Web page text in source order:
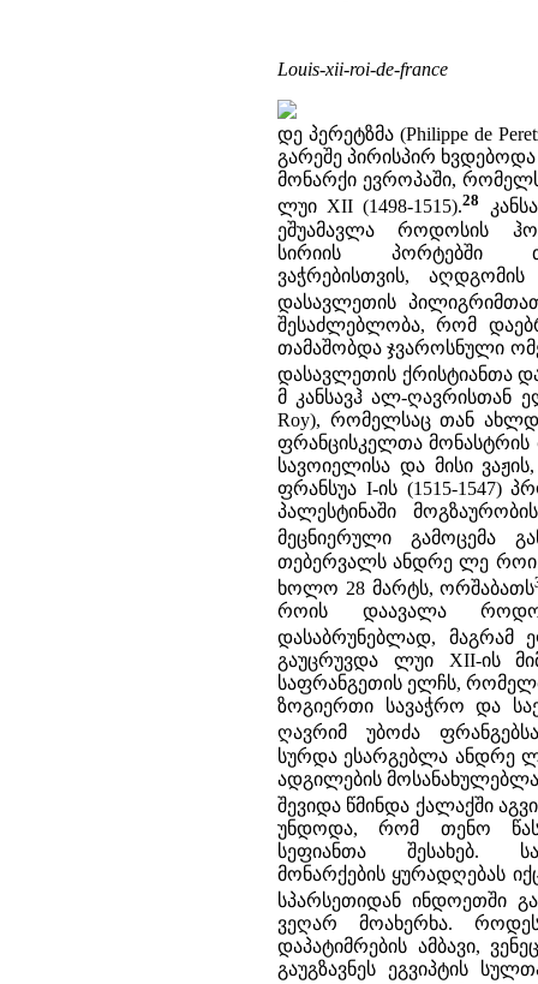
Louis-xii-roi-de-france
დე პერეტზმა (Philippe de
გარეშე პირისპირ
მონარქი ევროპაში,
ლუი XII (1498-1515).28
ეშუამავლა როდოსის
სირიის პორტებში
ვაჭრებისთვის,
დასავლეთის
შესაძლებლობა, რომ
თამაშობდა ჯვაროსნული
დასავლეთის ქრისტიანთა
მ კანსავჰ ალ-ღავრისთან
Roy), რომელსაც თან
ფრანცისკელთა
სავოიელისა და მისი
ფრანსუა I-ის (1515-1547)
პალესტინაში
მეცნიერული გამოცემა
თებერვალს ანდრე ლე როი
ხოლო 28 მარტს, ორშაბათს
როის დაავალა
დასაბრუნებლად, მაგრამ
გაუცრუვდა ლუი XII-ის
საფრანგეთის ელჩს,
ზოგიერთი სავაჭრო და
ღავრიმ უბოძა
სურდა ესარგებლა ანდრე
ადგილების
შევიდა წმინდა ქალაქში
უნდოდა, რომ თენო
სეფიანთა შესახებ.
მონარქების ყურადღებას
სპარსეთიდან ინდოეთში
ვეღარ მოახერხა.
დაპატიმრების ამბავი,
გაუგზავნეს ეგვიპტის